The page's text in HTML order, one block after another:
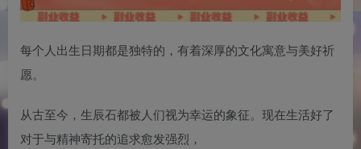
每个人出生日期都是独特的，有着深厚的文化寓意与美好祈
愿。
从古至今，生辰石都被人们视为幸运的象征。现在生活好了
对于与精神寄托的追求愈发强烈，